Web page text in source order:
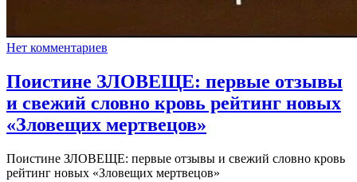
Нет комментариев
Поистине ЗЛОВЕЩЕ: первые отзывы
и свежий словно кровь рейтинг новых
«Зловещих мертвецов»
Поистине ЗЛОВЕЩЕ: первые отзывы и свежий словно кровь
рейтинг новых «Зловещих мертвецов»